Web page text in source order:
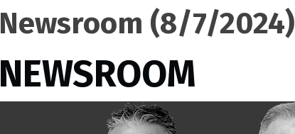
Newsroom (8/7/2024)
NEWSROOM